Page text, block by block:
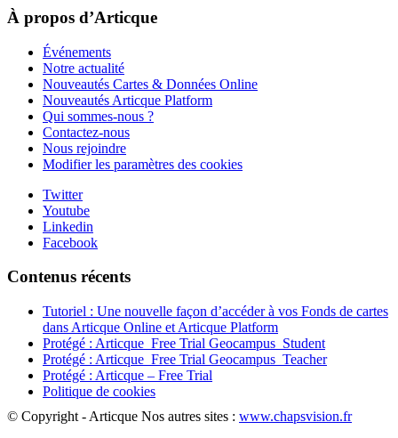
À propos d’Articque
Événements
Notre actualité
Nouveautés Cartes & Données Online
Nouveautés Articque Platform
Qui sommes-nous ?
Contactez-nous
Nous rejoindre
Modifier les paramètres des cookies
Twitter
Youtube
Linkedin
Facebook
Contenus récents
Tutoriel : Une nouvelle façon d’accéder à vos Fonds de cartes
dans Articque Online et Articque Platform
Protégé : Articque_Free Trial Geocampus_Student
Protégé : Articque_Free Trial Geocampus_Teacher
Protégé : Articque – Free Trial
Politique de cookies
© Copyright - Articque Nos autres sites : www.chapsvision.fr